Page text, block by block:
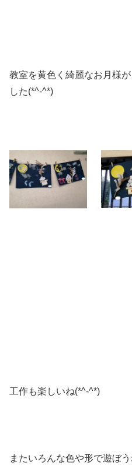
教室を黄色く綺麗なお月様
した(*^-^*)
工作も楽しいね(*^-^*)
またいろんな色や形で遊ぼう